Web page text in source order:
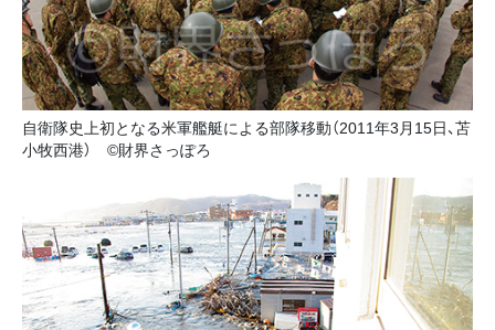
自衛隊史上初となる米軍艦艇による部隊移動（2011年3月15日、苫
小牧西港） ©財界さっぽろ